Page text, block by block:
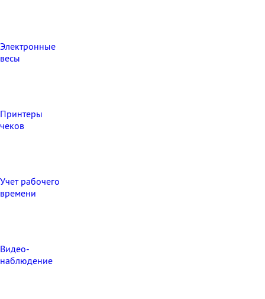
Электронные
весы
Принтеры
чеков
Учет рабочего
времени
Видео‑
наблюдение